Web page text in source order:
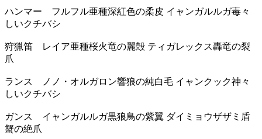
ハンマー フルフル亜種深紅色の柔皮 イャンガルルガ毒々
しいクチバシ
狩猟笛 レイア亜種桜火竜の麗殻 ティガレックス轟竜の裂
爪
ランス ノノ・オルガロン響狼の純白毛 イャンクック神々
しいクチバシ
ガンス イャンガルルガ黒狼鳥の紫翼 ダイミョウザザミ盾
蟹の絶爪